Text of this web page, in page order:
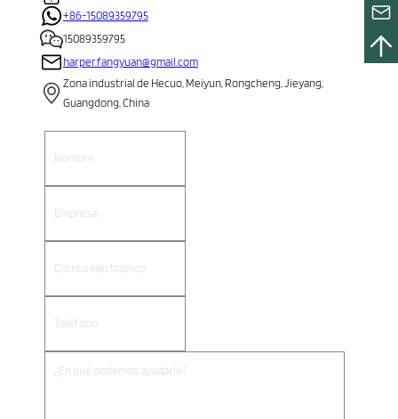
+86-15089359795
15089359795
harper.fangyuan@gmail.com
Zona industrial de Hecuo, Meiyun, Rongcheng, Jieyang,
Guangdong, China